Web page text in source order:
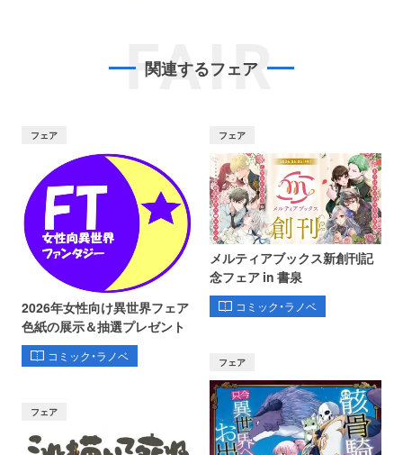
FAIR
関連するフェア
フェア
2026年女性向け異世界フェア
色紙の展示＆抽選プレゼント
コミック・ラノベ
フェア
メルティアブックス新創刊記
念フェア in 書泉
コミック・ラノベ
フェア
フェア